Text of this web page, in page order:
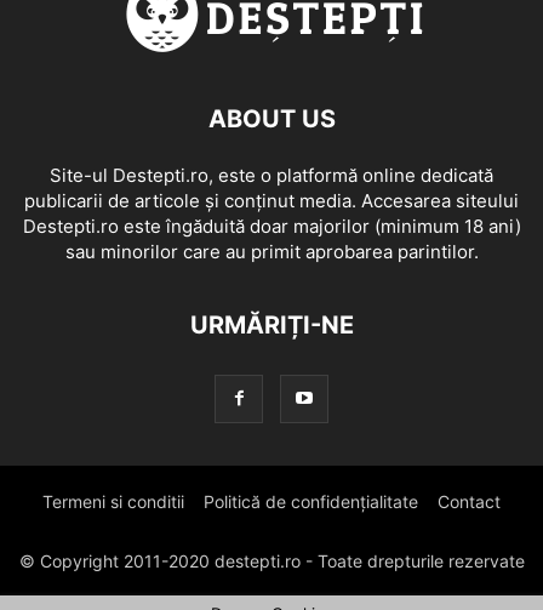
ABOUT US
Site-ul Destepti.ro, este o platformă online dedicată
publicarii de articole și conținut media. Accesarea siteului
Destepti.ro este îngăduită doar majorilor (minimum 18 ani)
sau minorilor care au primit aprobarea parintilor.
URMĂRIȚI-NE
Termeni si conditii Politică de confidențialitate Contact
© Copyright 2011-2020 destepti.ro - Toate drepturile rezervate